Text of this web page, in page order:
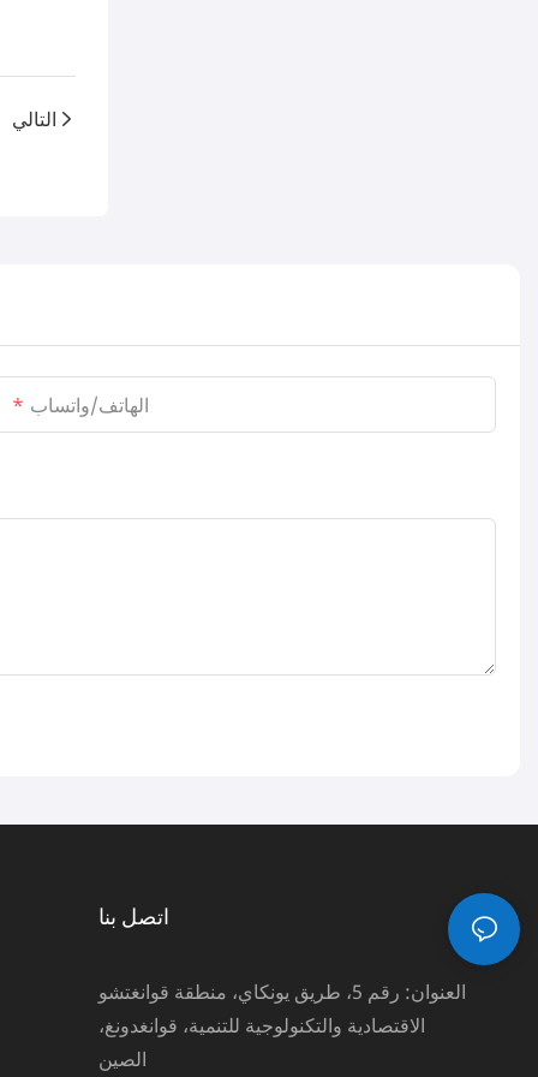
التالي
الهاتف/واتساب
اتصل بنا
العنوان: رقم 5، طريق يونكاي، منطقة قوانغتشو
الاقتصادية والتكنولوجية للتنمية، قوانغدونغ،
الصين